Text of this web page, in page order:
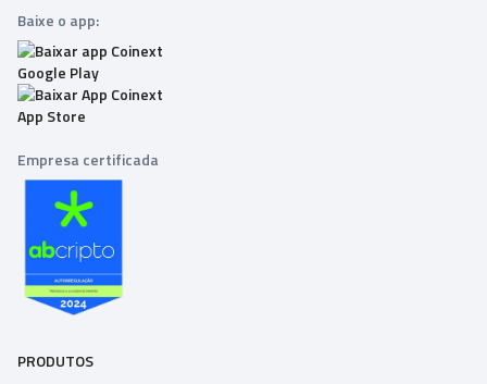
Baixe o app:
Empresa certificada
PRODUTOS